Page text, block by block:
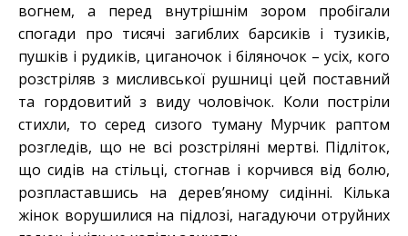
вогнем, а перед внутрішнім зором пробігали
спогади про тисячі загиблих барсиків і тузиків,
пушків і рудиків, циганочок і біляночок – усіх, кого
розстріляв з мисливської рушниці цей поставний
та гордовитий з виду чоловічок. Коли постріли
стихли, то серед сизого туману Мурчик раптом
розгледів, що не всі розстріляні мертві. Підліток,
що сидів на стільці, стогнав і корчився від болю,
розпластавшись на дерев’яному сидінні. Кілька
жінок ворушилися на підлозі, нагадуючи отруйних